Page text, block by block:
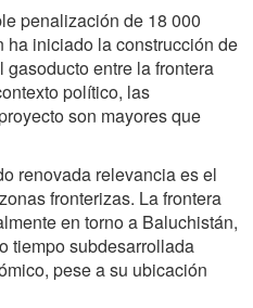
penalización de 18 000
iniciado la construcción de
gasoducto entre la frontera
político, las
son mayores que
renovada relevancia es el
fronterizas. La frontera
en torno a Baluchistán,
tiempo subdesarrollada
pese a su ubicación